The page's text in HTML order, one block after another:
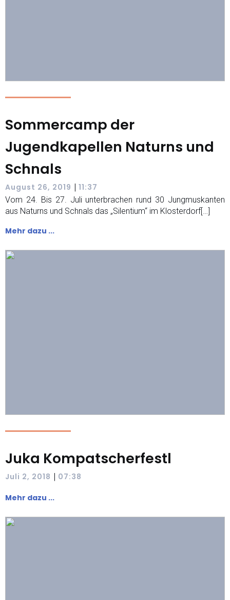
Sommercamp der
Jugendkapellen Naturns und
Schnals
August 26, 2019 | 11:37
Vom 24. Bis 27. Juli unterbrachen rund 30 Jungmuskanten
aus Naturns und Schnals das „Silentium“ im Klosterdorf[…]
Mehr dazu ...
Juka Kompatscherfestl
Juli 2, 2018 | 07:38
Mehr dazu ...